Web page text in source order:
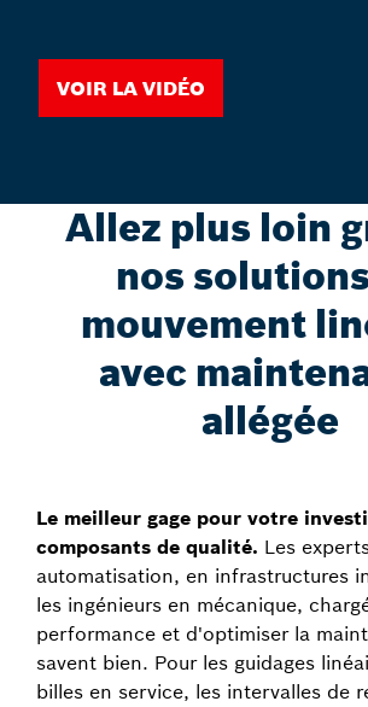
Voir la vidéo
Allez plus loin
nos
mouvement
avec
allégée
Le meilleur gage pour votre
composants de qualité. Les
automatisation, en infrastructures
les ingénieurs en mécanique,
performance et d'optimiser la
savent bien. Pour les guidages
billes en service, les intervalles de